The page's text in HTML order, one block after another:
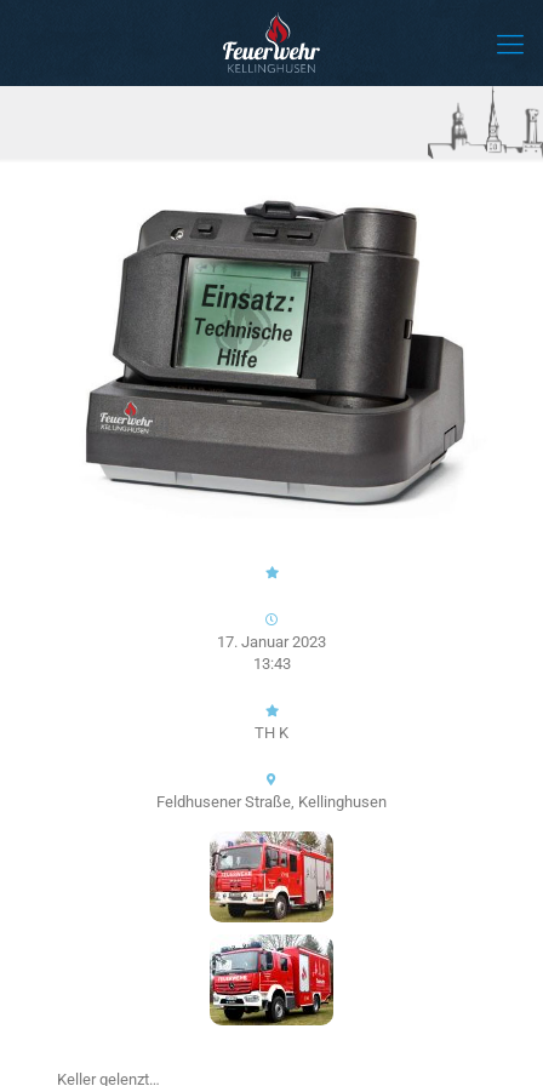
17. Januar 2023
13:43
TH K
Feldhusener Straße, Kellinghusen
Keller gelenzt…